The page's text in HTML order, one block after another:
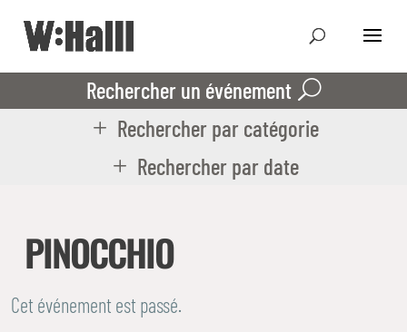
Rechercher un événement
Rechercher par catégorie
Rechercher par date
PINOCCHIO
Cet événement est passé.